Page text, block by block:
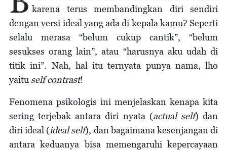
karena terus membandingkan diri sendiri
dengan versi ideal yang ada di kepala kamu? Seperti
selalu merasa “belum cukup cantik”, “belum
sesukses orang lain”, atau “harusnya aku udah di
titik ini”. Nah, hal itu ternyata punya nama, lho
yaitu self contrast!
Fenomena psikologis ini menjelaskan kenapa kita
sering terjebak antara diri nyata (actual self) dan
diri ideal (ideal self), dan bagaimana kesenjangan di
antara keduanya bisa memengaruhi kepercayaan